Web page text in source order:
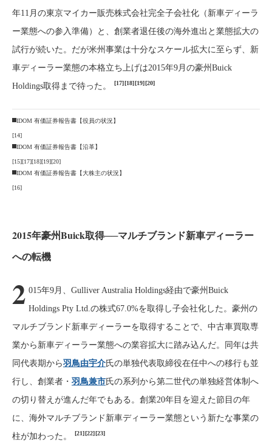
年11月の東京マイカー販売株式会社完全子会社化（新車ディーラ
ー業態への参入準備）と、創業者退任後の海外進出と業態拡大の
試行が続いた。だが米州事業は十分なスケール拡大に至らず、新
車ディーラー業態の本格立ち上げは2015年9月の豪州Buick
Holdings取得まで待った。
[17][18][19][20]
IDOM 有価証券報告書【役員の状況】
[14]
IDOM 有価証券報告書【沿革】
[15][17][18][19][20]
IDOM 有価証券報告書【大株主の状況】
[16]
2015年豪州Buick取得──マルチブランド新車ディーラー
への転機
2 015年9月、Gulliver Australia Holdings経由で豪州Buick
Holdings Pty Ltd.の株式67.0%を取得し子会社化した。豪州の
マルチブランド新車ディーラーを取得することで、中古車買取専
業から新車ディーラー業態への業容拡大に踏み込んだ。同年は共
同代表期から羽鳥由宇介氏の単独代表取締役在任中への移行も並
行し、創業者・ 羽鳥兼市氏の系列から第二世代の単独経営体制へ
の切り替えが進んだ年でもある。創業20年目を迎えた節目の年
に、海外マルチブランド新車ディーラー業態という新たな事業の
柱が加わった。
[21] [22] [23]